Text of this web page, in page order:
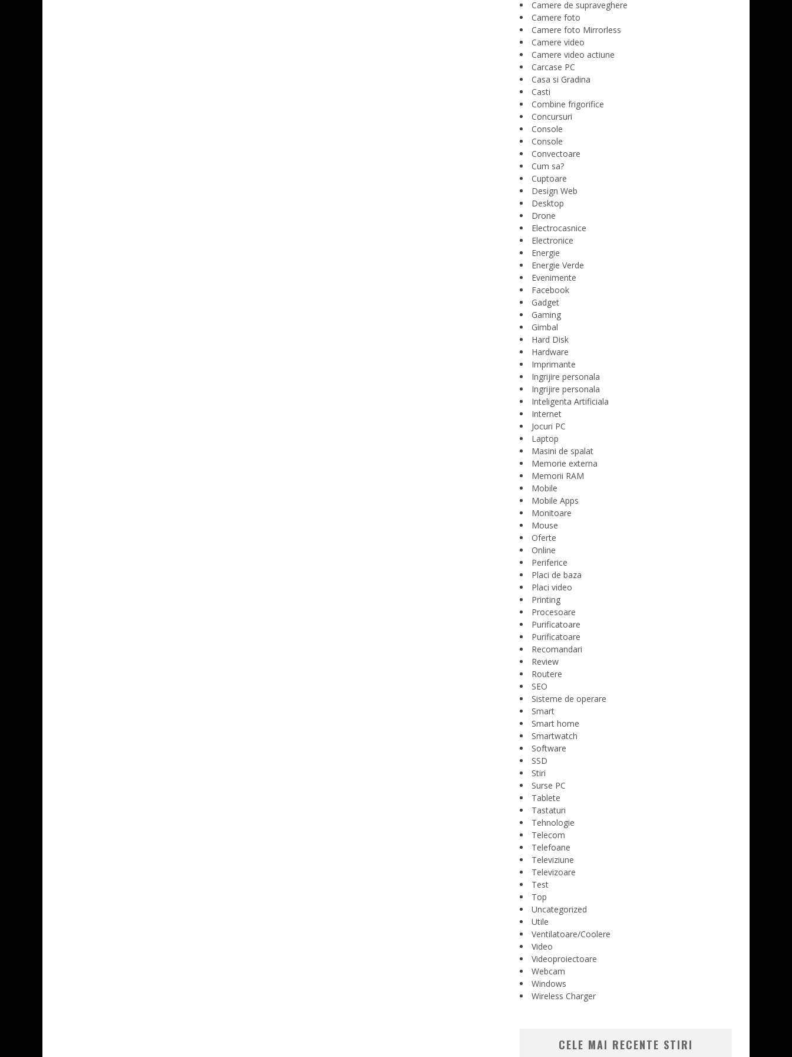
Camere de supraveghere
Camere foto
Camere foto Mirrorless
Camere video
Camere video actiune
Carcase PC
Casa si Gradina
Casti
Combine frigorifice
Concursuri
Console
Console
Convectoare
Cum sa?
Cuptoare
Design Web
Desktop
Drone
Electrocasnice
Electronice
Energie
Energie Verde
Evenimente
Facebook
Gadget
Gaming
Gimbal
Hard Disk
Hardware
Imprimante
Ingrijire personala
Ingrijire personala
Inteligenta Artificiala
Internet
Jocuri PC
Laptop
Masini de spalat
Memorie externa
Memorii RAM
Mobile
Mobile Apps
Monitoare
Mouse
Oferte
Online
Periferice
Placi de baza
Placi video
Printing
Procesoare
Purificatoare
Purificatoare
Recomandari
Review
Routere
SEO
Sisteme de operare
Smart
Smart home
Smartwatch
Software
SSD
Stiri
Surse PC
Tablete
Tastaturi
Tehnologie
Telecom
Telefoane
Televiziune
Televizoare
Test
Top
Uncategorized
Utile
Ventilatoare/Coolere
Video
Videoproiectoare
Webcam
Windows
Wireless Charger
CELE MAI RECENTE STIRI